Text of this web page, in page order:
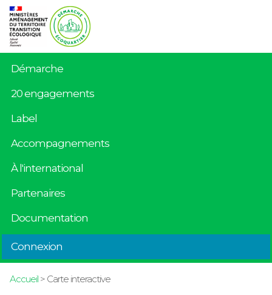
Démarche
20 engagements
Label
Accompagnements
À l'international
Partenaires
Documentation
Connexion
Accueil> Carte interactive